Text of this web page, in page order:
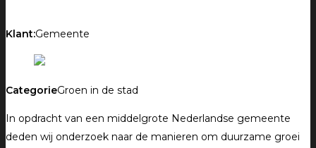
Klant:Gemeente
CategorieGroen in de stad
In opdracht van een middelgrote Nederlandse gemeente
deden wij onderzoek naar de manieren om duurzame groei